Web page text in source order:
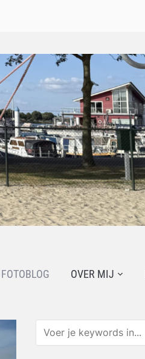
FOTOBLOG OVER MIJ